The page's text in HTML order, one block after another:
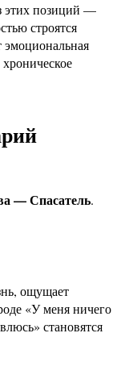
этих позиций —
строятся
эмоциональная
— Спасатель.
ощущает
«У меня ничего
становятся